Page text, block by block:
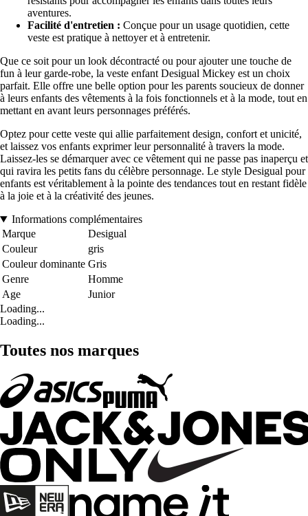
aventures.
Facilité d'entretien : Conçue pour un usage quotidien, cette
veste est pratique à nettoyer et à entretenir.
Que ce soit pour un look décontracté ou pour ajouter une touche de
fun à leur garde-robe, la veste enfant Desigual Mickey est un choix
parfait. Elle offre une belle option pour les parents soucieux de donner
à leurs enfants des vêtements à la fois fonctionnels et à la mode, tout en
mettant en avant leurs personnages préférés.
Optez pour cette veste qui allie parfaitement design, confort et unicité,
et laissez vos enfants exprimer leur personnalité à travers la mode.
Laissez-les se démarquer avec ce vêtement qui ne passe pas inaperçu et
qui ravira les petits fans du célèbre personnage. Le style Desigual pour
enfants est véritablement à la pointe des tendances tout en restant fidèle
à la joie et à la créativité des jeunes.
Informations complémentaires
Marque
Desigual
Couleur
gris
Couleur dominante Gris
Genre
Homme
Age
Junior
Loading...
Loading...
Toutes nos marques